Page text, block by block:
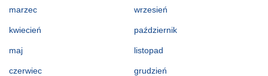
marzec
kwiecień
maj
czerwiec
wrzesień
październik
listopad
grudzień